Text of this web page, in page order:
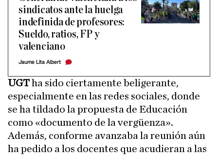
sindicatos ante la huelga
indefinida de profesores:
Sueldo, ratios, FP y
valenciano
Jaume Lita Albert
UGTha sido ciertamente beligerante,
especialmente en las redes sociales, donde
se ha tildado la propuesta de Educación
como «documento de la vergüenza».
Además, conforme avanzaba la reunión aún
ha pedido a los docentes que acudieran a las